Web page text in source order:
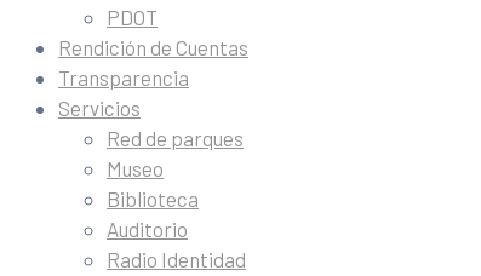
PDOT
Rendición de Cuentas
Transparencia
Servicios
Red de parques
Museo
Biblioteca
Auditorio
Radio Identidad